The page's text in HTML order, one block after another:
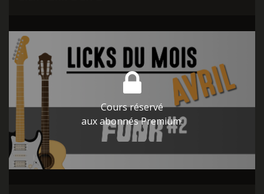
Cours réservé
aux abonnés Premium.